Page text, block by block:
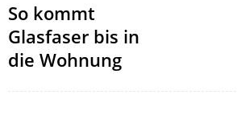
So kommt
Glasfaser bis in
die Wohnung